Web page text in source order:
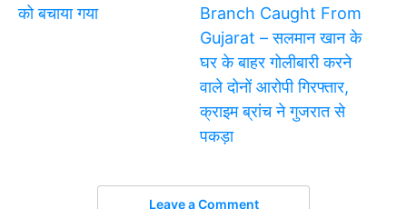
को बचाया गया
Branch Caught From
Gujarat – सलमान खान के
घर के बाहर गोलीबारी करने
वाले दोनों आरोपी गिरफ्तार,
क्राइम ब्रांच ने गुजरात से
पकड़ा
Leave a Comment